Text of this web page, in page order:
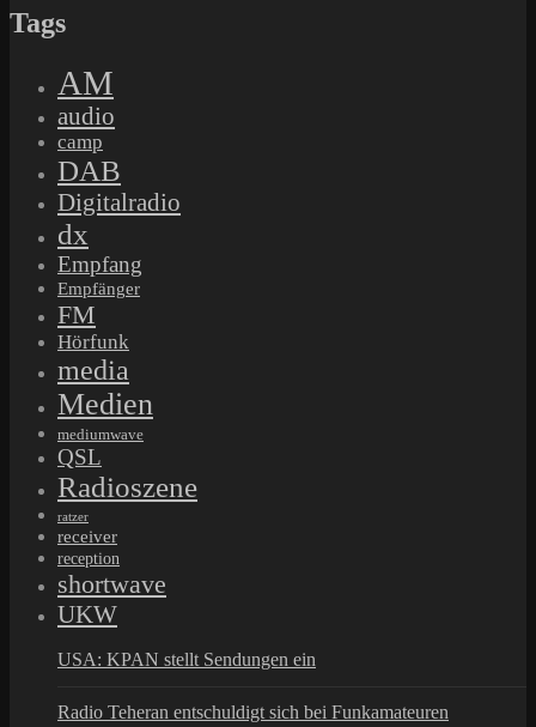
Tags
AM
audio
camp
DAB
Digitalradio
dx
Empfang
Empfänger
FM
Hörfunk
media
Medien
mediumwave
QSL
Radioszene
ratzer
receiver
reception
shortwave
UKW
USA: KPAN stellt Sendungen ein
Radio Teheran entschuldigt sich bei Funkamateuren